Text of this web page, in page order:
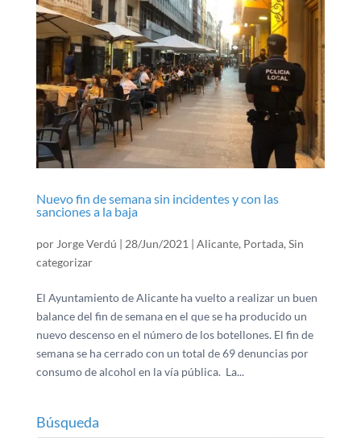
Nuevo fin de semana sin incidentes y con las
sanciones a la baja
por Jorge Verdú | 28/Jun/2021 | Alicante, Portada, Sin
categorizar
El Ayuntamiento de Alicante ha vuelto a realizar un buen
balance del fin de semana en el que se ha producido un
nuevo descenso en el número de los botellones. El fin de
semana se ha cerrado con un total de 69 denuncias por
consumo de alcohol en la vía pública. La...
Búsqueda